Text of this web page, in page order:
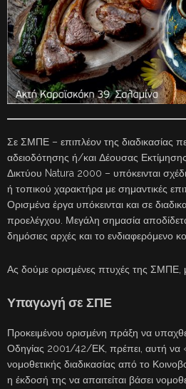
Σε ΣΜΠΕ – επιπλέον της διαδικασίας
αδειοδότησης ή/και Δέουσας Εκτίμησης
Δικτύου Natura 2000 – υπόκεινται
ή τοπικού χαρακτήρα με σημαντικές
Ορισμένα έργα υπόκεινται και σε
προελέγχου. Μεγάλη σημασία
δημόσιες αρχές και το ενδιαφερόμενο
Ας δούμε ορισμένες πτυχές της ΣΜΠΕ,
Υπαγωγή σε ΣΠΕ
Προκειμένου ορισμένη πράξη να
Οδηγίας 2001/42/ΕΚ, πρέπει, αυτή να
νομοθετικής διαδικασίας από το
η έκδοσή της να απαιτείται βάσει